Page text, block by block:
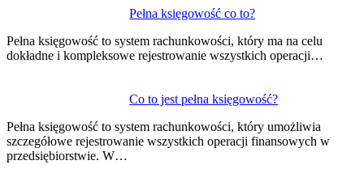
Pełna księgowość co to?
Pełna księgowość to system rachunkowości, który ma na celu
dokładne i kompleksowe rejestrowanie wszystkich operacji…
Co to jest pełna księgowość?
Pełna księgowość to system rachunkowości, który umożliwia
szczegółowe rejestrowanie wszystkich operacji finansowych w
przedsiębiorstwie. W…
wpisu